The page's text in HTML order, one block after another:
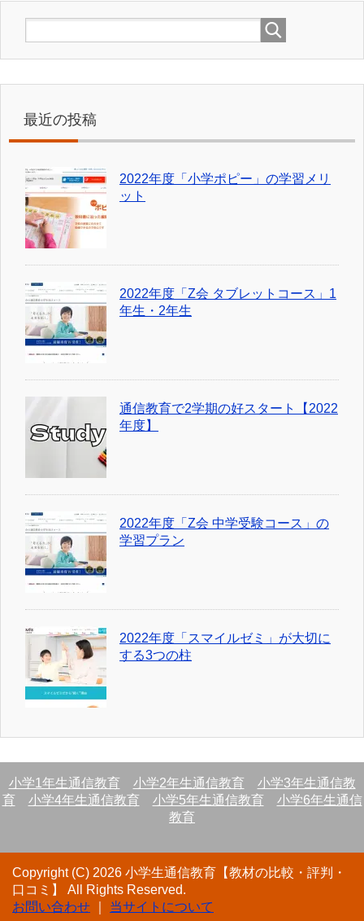
最近の投稿
2022年度「小学ポピー」の学習メリ
ット
2022年度「Z会 タブレットコース」1
年生・2年生
通信教育で2学期の好スタート【2022
年度】
2022年度「Z会 中学受験コース」の
学習プラン
2022年度「スマイルゼミ」が大切に
する3つの柱
小学1年生通信教育 小学2年生通信教育
小学3年生通信教
育
小学4年生通信教育 小学5年生通信教育
小学6年生通信
教育
Copyright (C) 2026 小学生通信教育【教材の比較・評判・
口コミ】 All Rights Reserved.
お問い合わせ
当サイトについて